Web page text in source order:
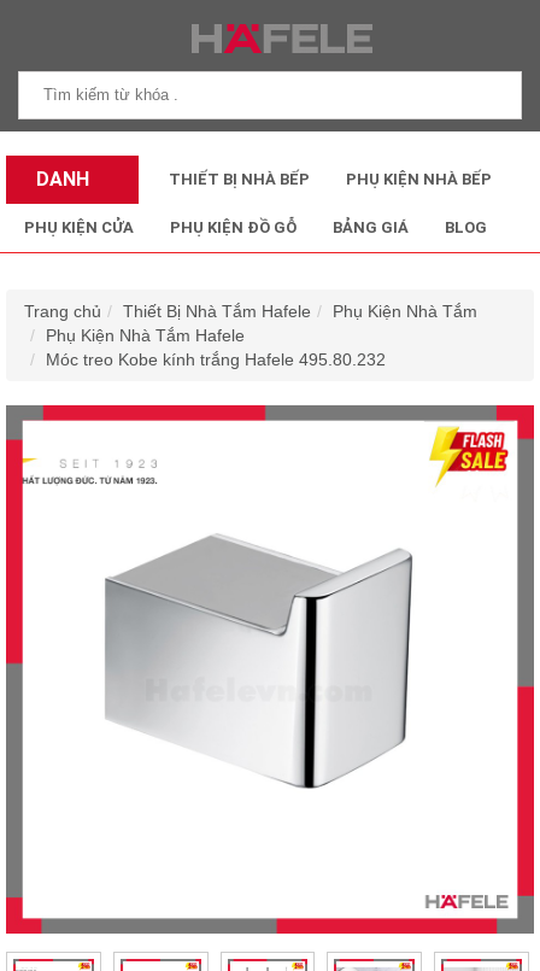
DANH
MỤC SẢN
THIẾT BỊ NHÀ BẾP PHỤ KIỆN NHÀ BẾP
PHỤ KIỆN CỬA PHỤ KIỆN ĐỒ GỖ BẢNG GIÁ BLOG
Trang chủ Thiết Bị Nhà Tắm Hafele
Phụ Kiện Nhà Tắm
Phụ Kiện Nhà Tắm Hafele
Móc treo Kobe kính trắng Hafele 495.80.232